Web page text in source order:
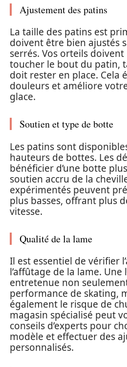
Ajustement des patins
La taille des patins est
doivent être bien ajustés
serrés. Vos orteils
toucher le bout du patin,
doit rester en place. Cela
douleurs et améliore
glace.
Soutien et type de botte
Les patins sont
hauteurs de bottes. Les
bénéficier d’une botte
soutien accru de la
expérimentés peuvent
plus basses, offrant plus
vitesse.
Qualité de la lame
Il est essentiel de vérifier
l’affûtage de la lame. Une
entretenue non
performance de skating,
également le risque de
magasin spécialisé peut
conseils d’experts pour
modèle et effectuer des
personnalisés.